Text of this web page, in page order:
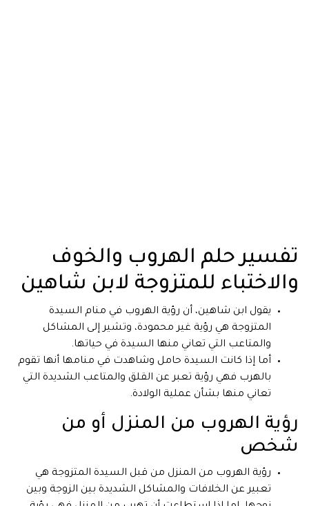
تفسير حلم الهروب والخوف
والاختباء للمتزوجة لابن شاهين
يقول ابن شاهين، أن رؤية الهروب في منام السيدة
المتزوجة هي رؤية غير محمودة، وتشير إلى المشاكل
والمتاعب التي تعاني منها السيدة في حياتها.
أما إذا كانت السيدة حامل وشاهدت في منامها أنها تقوم
بالهرب فهي رؤية تعبر عن القلق والمتاعب الشديدة التي
تعاني منها بشأن عملية الولادة.
رؤية الهروب من المنزل أو من
شخص
رؤية الهروب من المنزل من قبل السيدة المتزوجة هي
تعبير عن الخلافات والمشاكل الشديدة بين الزوجة وبين